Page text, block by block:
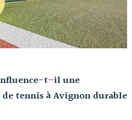
t-il une
tennis à Avignon durable